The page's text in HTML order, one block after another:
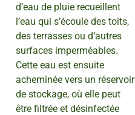
d’eau de pluie recueillent
l’eau qui s’écoule des toits,
des terrasses ou d’autres
surfaces imperméables.
Cette eau est ensuite
acheminée vers un réservoir
de stockage, où elle peut
être filtrée et désinfectée